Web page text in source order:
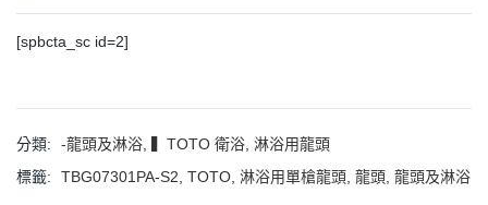
[spbcta_sc id=2]
分類: -龍頭及淋浴 ▍TOTO 衛浴 淋浴用龍頭
標籤:
TBG07301PA-S2 TOTO 淋浴用單槍龍頭 龍頭 龍頭及淋浴